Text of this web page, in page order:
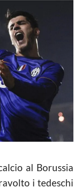
al Borussia
i tedeschi